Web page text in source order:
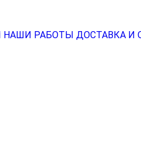
НАШИ РАБОТЫ ДОСТАВКА И